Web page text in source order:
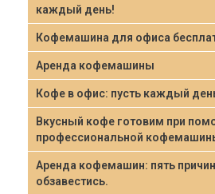
каждый день!
Кофемашина для офиса
Аренда кофемашины
Кофе в офис: пусть каждый
Вкусный кофе готовим при
профессиональной
Аренда кофемашин: пять
обзавестись.